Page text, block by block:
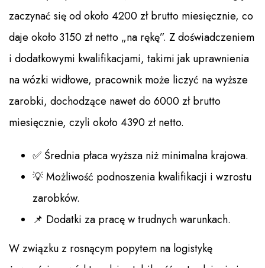
zaczynać się od około 4200 zł brutto miesięcznie, co
daje około 3150 zł netto „na rękę”. Z doświadczeniem
i dodatkowymi kwalifikacjami, takimi jak uprawnienia
na wózki widłowe, pracownik może liczyć na wyższe
zarobki, dochodzące nawet do 6000 zł brutto
miesięcznie, czyli około 4390 zł netto.
✅ Średnia płaca wyższa niż minimalna krajowa.
💡 Możliwość podnoszenia kwalifikacji i wzrostu
zarobków.
📌 Dodatki za pracę w trudnych warunkach.
W związku z rosnącym popytem na logistykę